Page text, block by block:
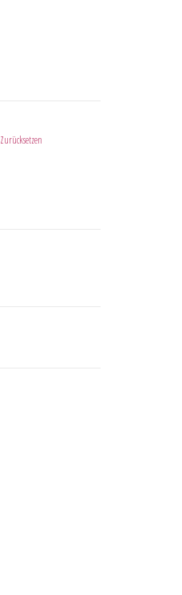
Zurücksetzen